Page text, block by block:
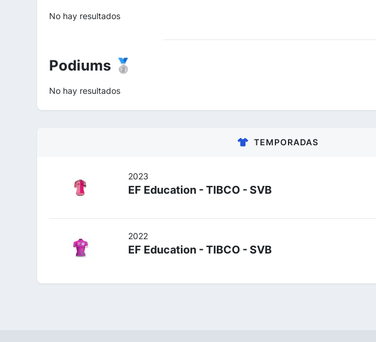
No hay resultados
Podiums 🥈
No hay resultados
TEMPORADAS
2023
EF Education - TIBCO - SVB
2022
EF Education - TIBCO - SVB